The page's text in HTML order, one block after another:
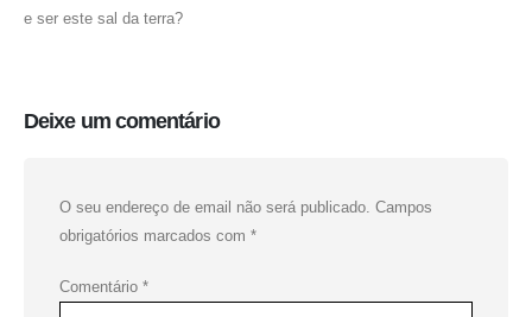
e ser este sal da terra?
Deixe um comentário
O seu endereço de email não será publicado. Campos
obrigatórios marcados com *
Comentário *